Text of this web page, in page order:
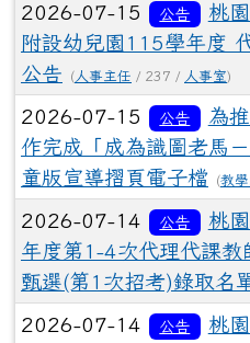
2026-07-15 公告
桃
附設幼兒園115學年度
公告
( 人事主任 / 237 / 人事室)
2026-07-15 公告
為
作完成「成為識圖老馬
童版宣導摺頁電子檔
(教
2026-07-14 公告
桃
年度第1-4次代理代課教
甄選(第1次招考)錄取名
2026-07-14 公告
桃